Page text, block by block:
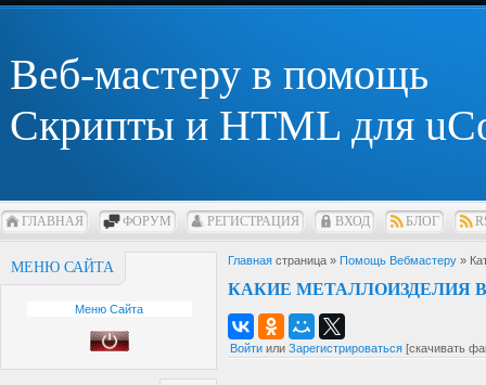
Веб-мастеру в помощь
Скрипты и HTML для
ГЛАВНАЯ ФОРУМ РЕГИСТРАЦИЯ ВХОД БЛОГ
МЕНЮ САЙТА
Меню Сайта
Главная страница » Помощь Вебмастеру »
КАКИЕ МЕТАЛЛОИЗДЕЛИЯ
Войти или Зарегистрироваться [скачивать